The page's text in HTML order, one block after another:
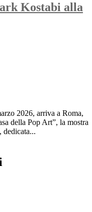
Kostabi alla
2026, arriva a Roma,
della Pop Art”, la mostra